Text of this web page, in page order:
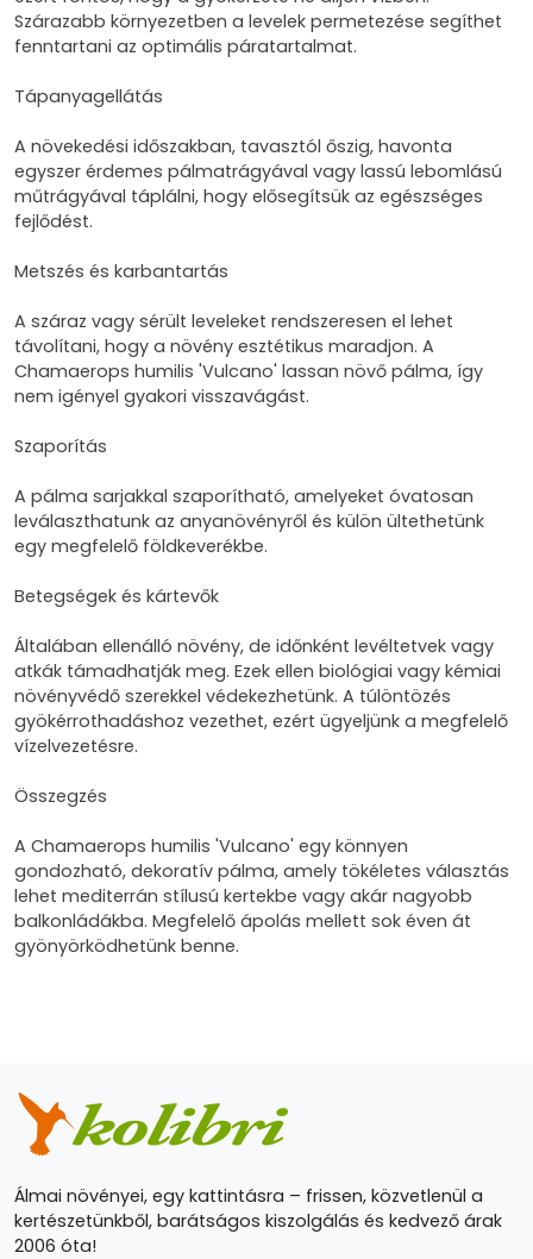
Szárazabb környezetben a levelek permetezése segíthet
fenntartani az optimális páratartalmat.
Tápanyagellátás
A növekedési időszakban, tavasztól őszig, havonta
egyszer érdemes pálmatrágyával vagy lassú lebomlású
műtrágyával táplálni, hogy elősegítsük az egészséges
fejlődést.
Metszés és karbantartás
A száraz vagy sérült leveleket rendszeresen el lehet
távolítani, hogy a növény esztétikus maradjon. A
Chamaerops humilis 'Vulcano' lassan növő pálma, így
nem igényel gyakori visszavágást.
Szaporítás
A pálma sarjakkal szaporítható, amelyeket óvatosan
leválaszthatunk az anyanövényről és külön ültethetünk
egy megfelelő földkeverékbe.
Betegségek és kártevők
Általában ellenálló növény, de időnként levéltetvek vagy
atkák támadhatják meg. Ezek ellen biológiai vagy kémiai
növényvédő szerekkel védekezhetünk. A túlöntözés
gyökérrothadáshoz vezethet, ezért ügyeljünk a megfelelő
vízelvezetésre.
Összegzés
A Chamaerops humilis 'Vulcano' egy könnyen
gondozható, dekoratív pálma, amely tökéletes választás
lehet mediterrán stílusú kertekbe vagy akár nagyobb
balkonládákba. Megfelelő ápolás mellett sok éven át
gyönyörködhetünk benne.
Álmai növényei, egy kattintásra – frissen, közvetlenül a
kertészetünkből, barátságos kiszolgálás és kedvező árak
2006 óta!